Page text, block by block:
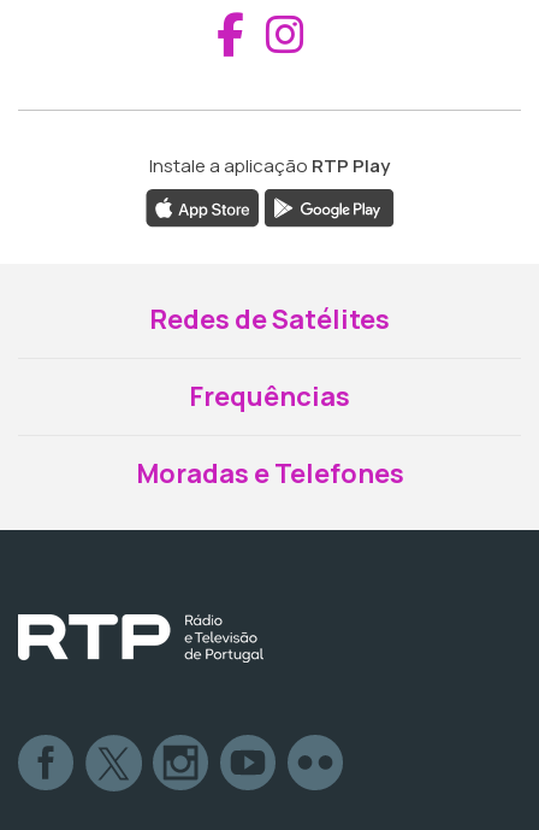
Aceder ao
Instale a aplicação RTP Play
Redes de Satélites
Frequências
Moradas e Telefones